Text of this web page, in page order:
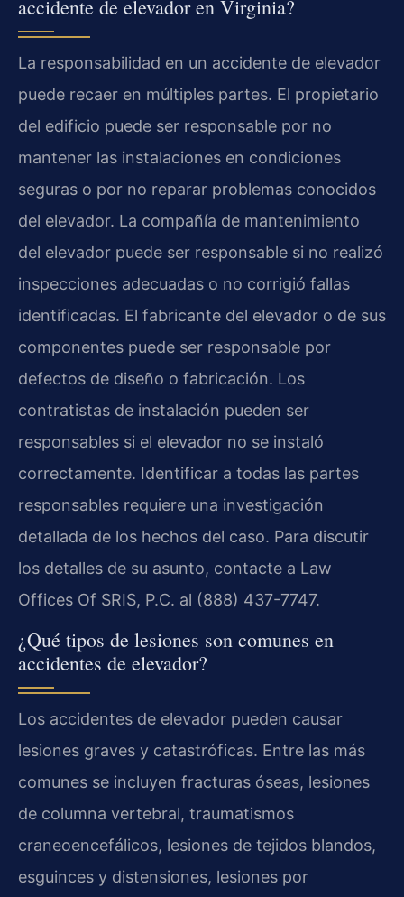
accidente de elevador en Virginia?
La responsabilidad en un accidente de elevador
puede recaer en múltiples partes. El propietario
del edificio puede ser responsable por no
mantener las instalaciones en condiciones
seguras o por no reparar problemas conocidos
del elevador. La compañía de mantenimiento
del elevador puede ser responsable si no realizó
inspecciones adecuadas o no corrigió fallas
identificadas. El fabricante del elevador o de sus
componentes puede ser responsable por
defectos de diseño o fabricación. Los
contratistas de instalación pueden ser
responsables si el elevador no se instaló
correctamente. Identificar a todas las partes
responsables requiere una investigación
detallada de los hechos del caso. Para discutir
los detalles de su asunto, contacte a Law
Offices Of SRIS, P.C. al (888) 437-7747.
¿Qué tipos de lesiones son comunes en
accidentes de elevador?
Los accidentes de elevador pueden causar
lesiones graves y catastróficas. Entre las más
comunes se incluyen fracturas óseas, lesiones
de columna vertebral, traumatismos
craneoencefálicos, lesiones de tejidos blandos,
esguinces y distensiones, lesiones por